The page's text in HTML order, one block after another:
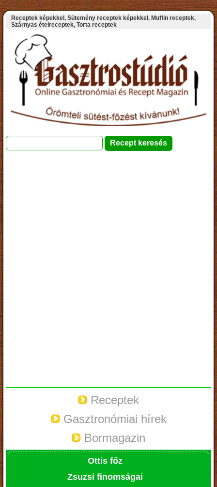
Receptek képekkel, Sütemény receptek képekkel, Muffin receptek,
Szárnyas ételreceptek, Torta receptek
Receptek
Gasztronómiai hírek
Bormagazin
Ottis főz
Zsuzsi finomságai